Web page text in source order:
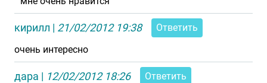
кирилл | 21/02/2012 19:38
Ответить
очень интересно
дара | 12/02/2012 18:26
Ответить